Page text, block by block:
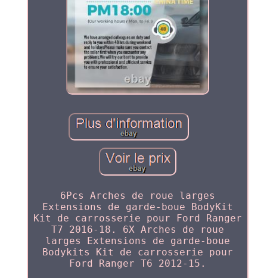
6Pcs Arches de roue larges
Extensions de garde-boue BodyKit
Kit de carrosserie pour Ford Ranger
T7 2016-18. 6X Arches de roue
larges Extensions de garde-boue
Bodykits Kit de carrosserie pour
Ford Ranger T6 2012-15.